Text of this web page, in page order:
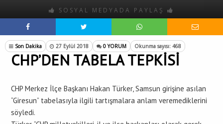
SOSYAL MEDYADA PAYLAŞ
Son Dakika 27 Eylül 2018 0 YORUM Okunma sayısı: 468
CHP’DEN TABELA TEPKİSİ
CHP Merkez İlçe Başkanı Hakan Türker, Samsun girişine asılan
“Giresun” tabelasıyla ilgili tartışmalara anlam veremediklerini
söyledi.